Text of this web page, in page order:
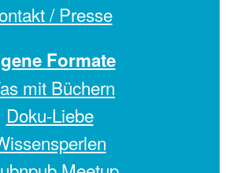
/ Presse
Formate
mit Büchern
Doku-Liebe